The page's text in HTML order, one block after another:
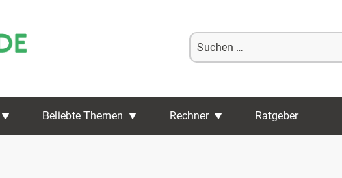
Suche
nach:
Beliebte Themen Rechner Ratgeber